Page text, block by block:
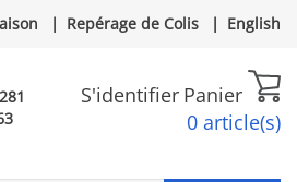
| Repérage de Colis | English
S'identifier Panier
0 article(s)